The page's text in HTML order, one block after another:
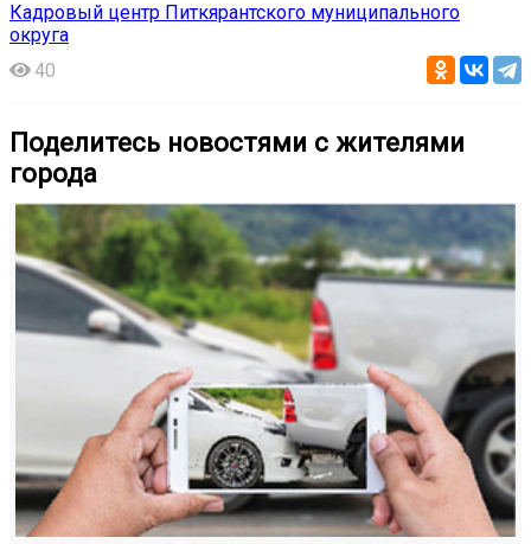
Кадровый центр Питкярантского муниципального
округа
40
Поделитесь новостями с жителями
города